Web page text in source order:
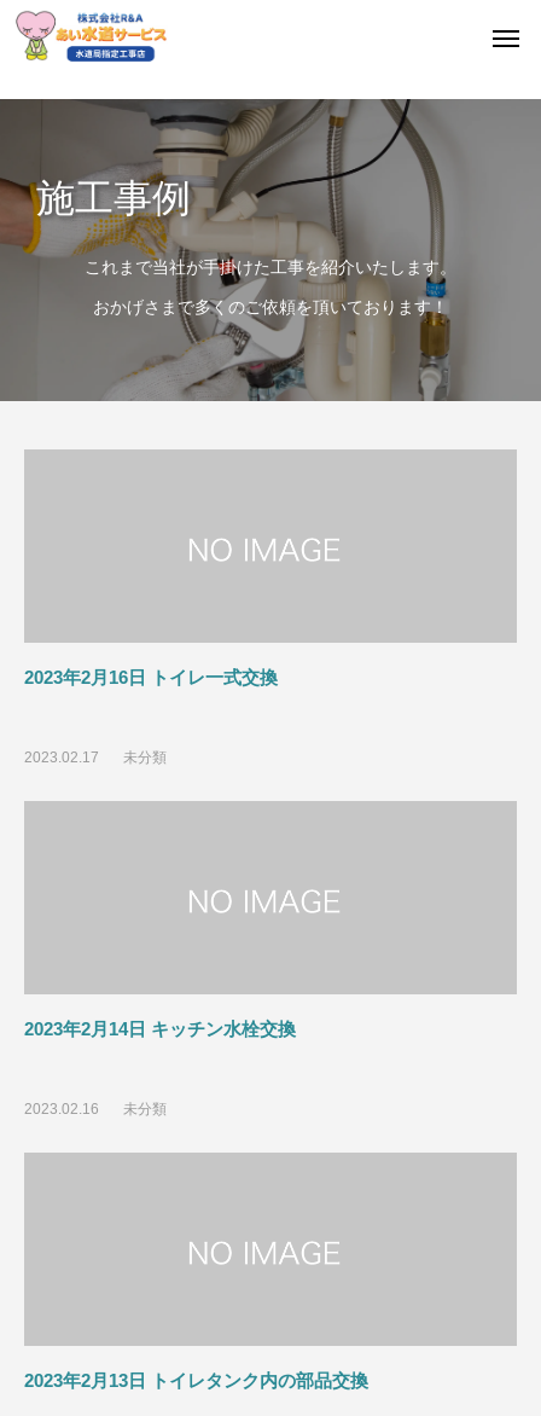
施工事例
これまで当社が手掛けた工事を紹介いたします。
おかげさまで多くのご依頼を頂いております！
2023年2月16日 トイレ一式交換
2023.02.17 未分類
2023年2月14日 キッチン水栓交換
2023.02.16 未分類
2023年2月13日 トイレタンク内の部品交換